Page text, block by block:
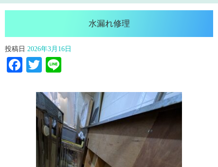
水漏れ修理
投稿日 2026年3月16日
Facebook
Twitter